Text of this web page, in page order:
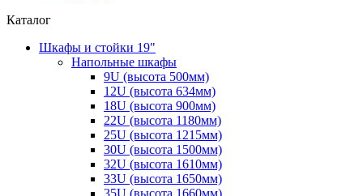
Каталог
Шкафы и стойки 19"
Напольные шкафы
9U (высота 500мм)
12U (высота 634мм)
18U (высота 900мм)
22U (высота 1180мм)
25U (высота 1215мм)
30U (высота 1500мм)
32U (высота 1610мм)
33U (высота 1650мм)
35U (высота 1660мм)